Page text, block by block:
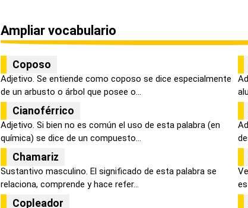
Ampliar vocabulario
Coposo
Adjetivo. Se entiende como coposo se dice especialmente
de un arbusto o árbol que posee o...
Cianoférrico
Adjetivo. Si bien no es común el uso de esta palabra (en
química) se dice de un compuesto...
Chamariz
Sustantivo masculino. El significado de esta palabra se
relaciona, comprende y hace refer...
Copleador